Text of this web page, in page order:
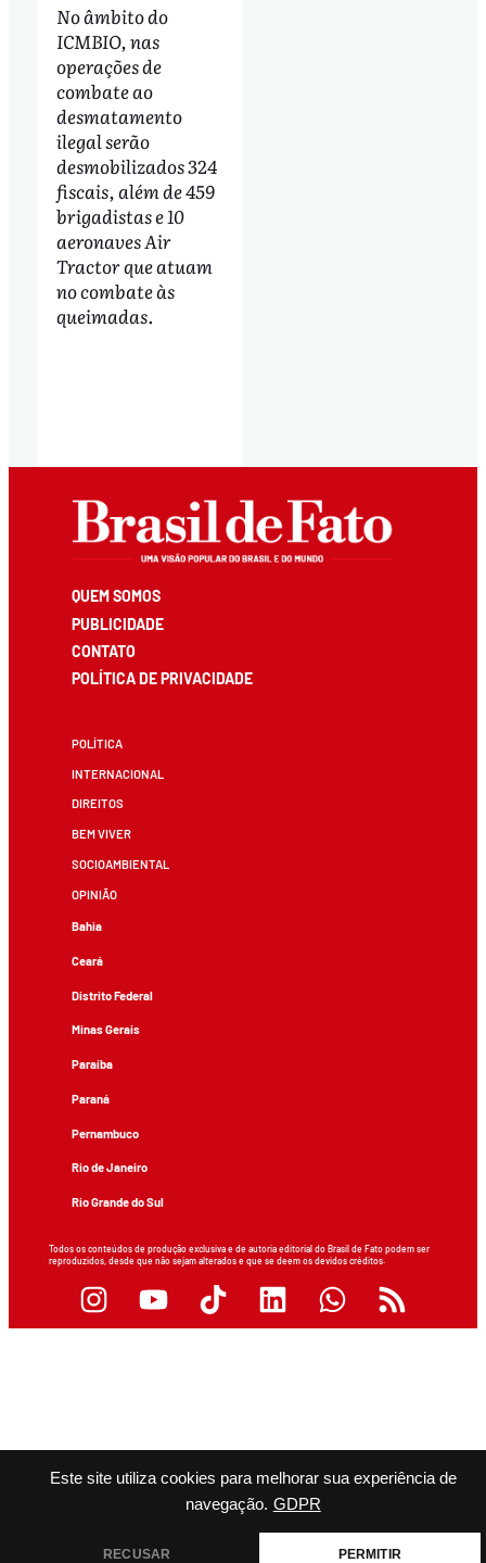
Este site utiliza cookies para melhorar sua experiência de
navegação. GDPR
RECUSAR PERMITIR
No âmbito do
ICMBIO, nas
operações de
combate ao
desmatamento
ilegal serão
desmobilizados 324
fiscais, além de 459
brigadistas e 10
aeronaves Air
Tractor que atuam
no combate às
queimadas.
QUEM SOMOS
PUBLICIDADE
CONTATO
POLÍTICA DE PRIVACIDADE
POLÍTICA
INTERNACIONAL
DIREITOS
BEM VIVER
SOCIOAMBIENTAL
OPINIÃO
Bahia
Ceará
Distrito Federal
Minas Gerais
Paraíba
Paraná
Pernambuco
Rio de Janeiro
Rio Grande do Sul
Todos os conteúdos de produção exclusiva e de autoria editorial do Brasil de Fato podem ser
reproduzidos, desde que não sejam alterados e que se deem os devidos créditos.